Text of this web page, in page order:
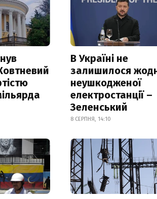
В Україні не
залишилося
неушкодженої
електростанції –
Зеленський
8 СЕРПНЯ, 14:10